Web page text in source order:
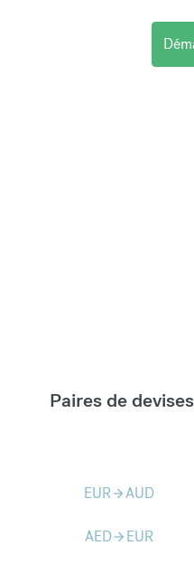
Paires de
EURarrow_forwardAUD
AEDarrow_forward EUR